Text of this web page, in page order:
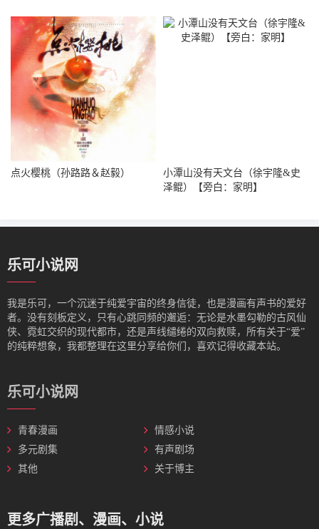
点火樱桃（孙路路＆赵毅）
小潭山没有天文台（徐宇隆&史
泽鲲）【旁白：家明】
乐可小说网
我是‌乐可，一个沉迷于纯爱宇宙的终身信徒，也是漫画有声书的爱好
者。没有刻板定义，只有心跳同频的邂逅：无论是水墨勾勒的古风仙
侠、霓虹交织的现代都市，还是声线缱绻的双向救赎，所有关于“爱”
的纯粹想象，我都整理在这里分享给你们，喜欢记得收藏本站。
乐可小说网
青春漫画
情感小说
多元剧集
有声剧场
其他
关于博主
更多广播剧、漫画、小说